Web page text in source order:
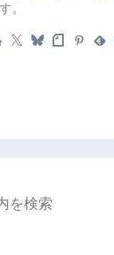
。